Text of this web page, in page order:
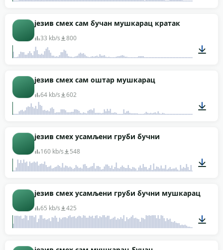
језив смех сам бучан мушкарац кратак
33 kb/s 800
језив смех сам оштар мушкарац
64 kb/s 602
језив смех усамљени груби бучни
160 kb/s 548
00:02
језив смех усамљени груби бучни мушкарац
65 kb/s 425